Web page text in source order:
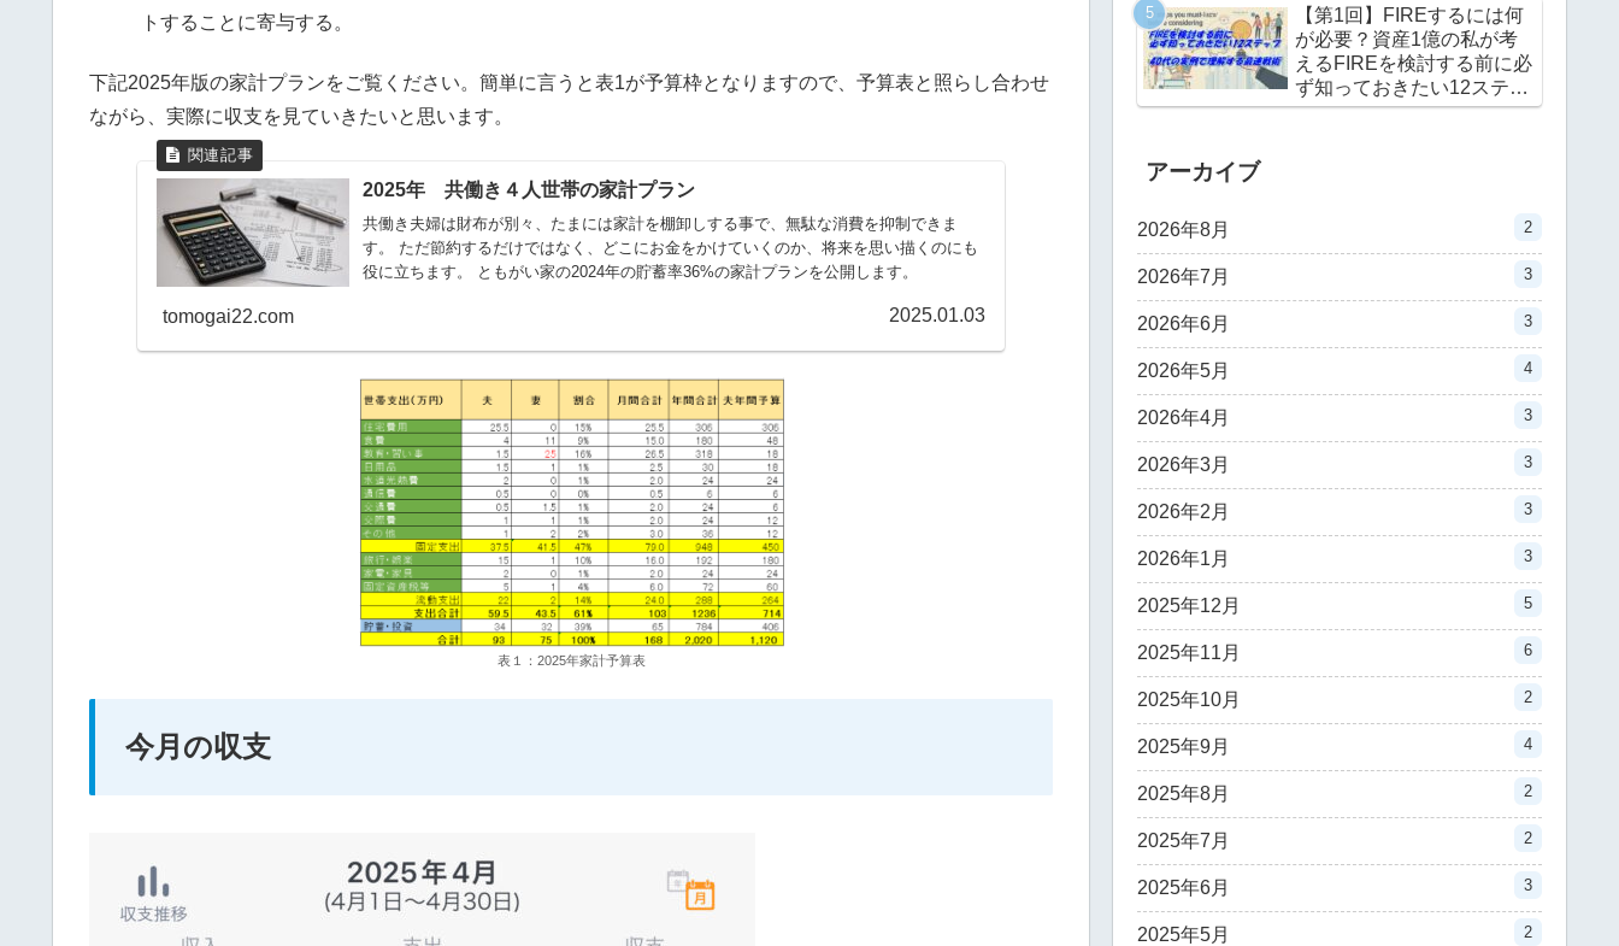
トすることに寄与する。
下記2025年版の家計プランをご覧ください。簡単に言うと表1が予算枠となりますので、予算表と照らし合わせ
ながら、実際に収支を見ていきたいと思います。
2025年 共働き４人世帯の家計プラン
共働き夫婦は財布が別々、たまには家計を棚卸しする事で、無駄な消費を抑制できま
す。 ただ節約するだけではなく、どこにお金をかけていくのか、将来を思い描くのにも
役に立ちます。 ともがい家の2024年の貯蓄率36%の家計プランを公開します。
tomogai22.com 2025.01.03
表１：2025年家計予算表
今月の収支
【第1回】FIREするには何
が必要？資産1億の私が考
えるFIREを検討する前に必
ず知っておきたい12ステッ
プ｜40代の実例で理解する
アーカイブ
2026年8月 2
2026年7月 3
2026年6月 3
2026年5月 4
2026年4月 3
2026年3月 3
2026年2月 3
2026年1月 3
2025年12月 5
2025年11月 6
2025年10月 2
2025年9月 4
2025年8月 2
2025年7月 2
2025年6月 3
2025年5月 2